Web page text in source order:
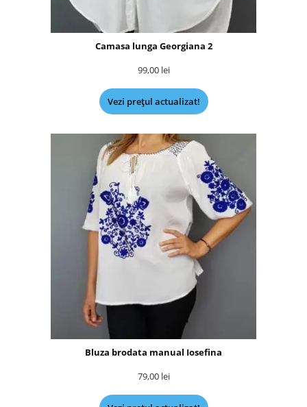
Camasa lunga Georgiana 2
99,00 lei
Vezi prețul actualizat!
Bluza brodata manual Iosefina
79,00 lei